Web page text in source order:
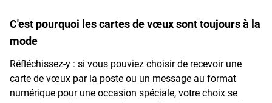
C'est pourquoi les cartes de vœux sont toujours à la
mode
Réfléchissez-y : si vous pouviez choisir de recevoir une
carte de vœux par la poste ou un message au format
numérique pour une occasion spéciale, votre choix se